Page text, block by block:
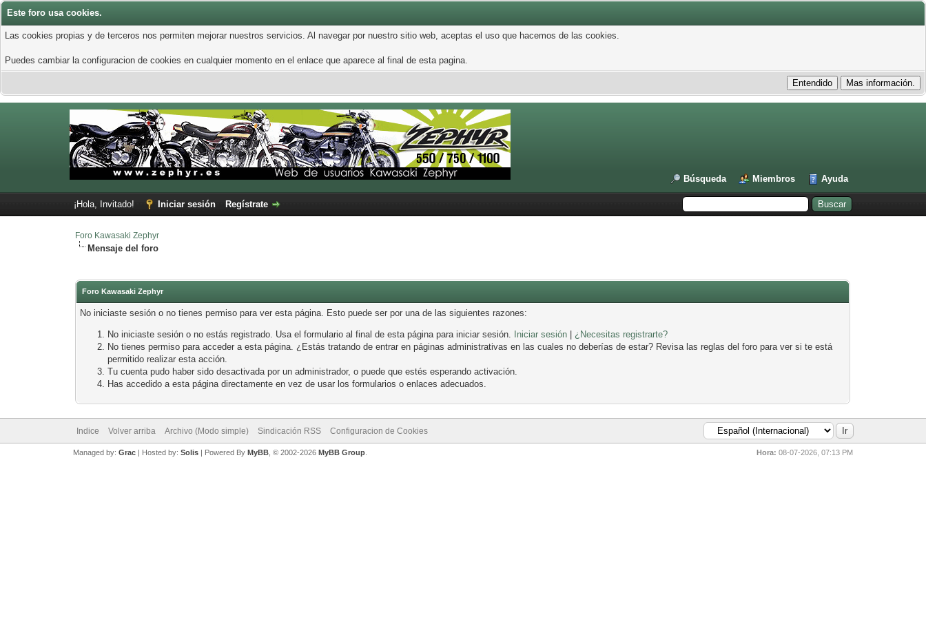
Este foro usa cookies.
Las cookies propias y de terceros nos permiten mejorar nuestros servicios. Al navegar por nuestro sitio web, aceptas el uso que hacemos de las cookies.
Puedes cambiar la configuracion de cookies en cualquier momento en el enlace que aparece al final de esta pagina.
Búsqueda Miembros Ayuda
¡Hola, Invitado! Iniciar sesión Regístrate
Foro Kawasaki Zephyr
Mensaje del foro
Foro Kawasaki Zephyr
No iniciaste sesión o no tienes permiso para ver esta página. Esto puede ser por una de las siguientes razones:
No iniciaste sesión o no estás registrado. Usa el formulario al final de esta página para iniciar sesión. Iniciar sesión
¿Necesitas registrarte?
No tienes permiso para acceder a esta página. ¿Estás tratando de entrar en páginas administrativas en las cuales no deberías de estar? Revisa las reglas del foro para ver si te está
permitido realizar esta acción.
Tu cuenta pudo haber sido desactivada por un administrador, o puede que estés esperando activación.
Has accedido a esta página directamente en vez de usar los formularios o enlaces adecuados.
Indice Volver arriba Archivo (Modo simple) Sindicación RSS Configuracion de Cookies
Hora: 08-07-2026, 07:13 PM
Managed by: Grac| Hosted by: Solis| Powered By MyBB, © 2002-2026 MyBB Group.